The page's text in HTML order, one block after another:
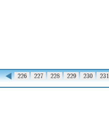
◀
225 226 227 228 229 230 231